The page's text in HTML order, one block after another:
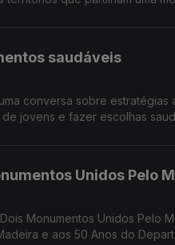
saudáveis
conversa sobre
jovens e fazer escolhas
Unidos Pelo
Monumentos Unidos Pelo
e aos 50 Anos do